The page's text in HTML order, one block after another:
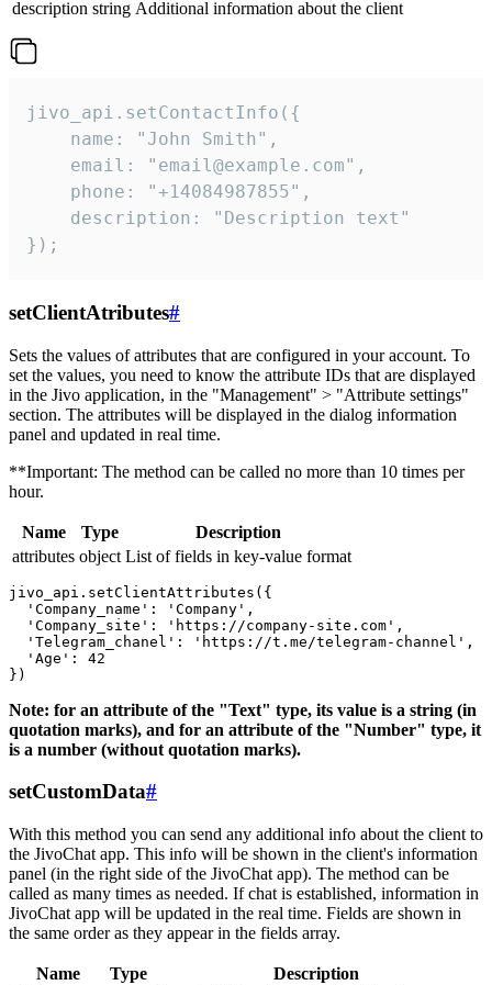
description string Additional information about the client
jivo_api.setContactInfo({
    name: "John Smith",
    email: "email@example.com",
    phone: "+14084987855",
    description: "Description text"
});
setClientAtributes#
Sets the values ​​of attributes that are configured in your account. To
set the values, you need to know the attribute IDs that are displayed
in the Jivo application, in the "Management" > "Attribute settings"
section. The attributes will be displayed in the dialog information
panel and updated in real time.
**Important: The method can be called no more than 10 times per
hour.
Name Type
Description
attributes object List of fields in key-value format
jivo_api.setClientAttributes({
  'Company_name': 'Company',
  'Company_site': 'https://company-site.com',
  'Telegram_chanel': 'https://t.me/telegram-channel',
  'Age': 42
Note: for an attribute of the "Text" type, its value is a string (in
quotation marks), and for an attribute of the "Number" type, it
is a number (without quotation marks).
setCustomData#
With this method you can send any additional info about the client to
the JivoChat app. This info will be shown in the client's information
panel (in the right side of the JivoChat app). The method can be
called as many times as needed. If chat is established, information in
JivoChat app will be updated in the real time. Fields are shown in
the same order as they appear in the fields array.
Name Type
Description